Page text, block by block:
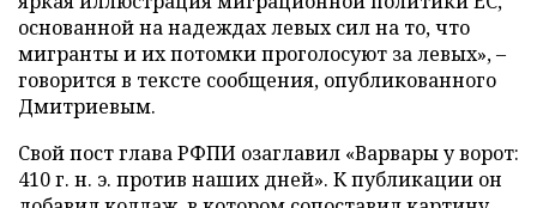
основанной на надеждах левых сил на то, что
мигранты и их потомки проголосуют за левых», –
говорится в тексте сообщения, опубликованного
Дмитриевым.
Свой пост глава РФПИ озаглавил «Варвары у ворот:
410 г. н. э. против наших дней». К публикации он